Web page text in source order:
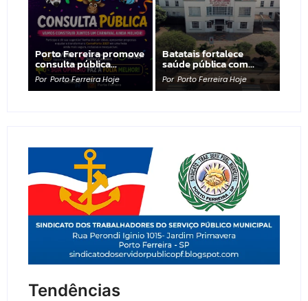
Porto Ferreira promove
consulta pública…
Por Porto Ferreira Hoje
Batatais fortalece
saúde pública com…
Por Porto Ferreira Hoje
Tendências